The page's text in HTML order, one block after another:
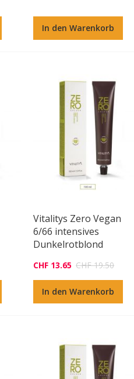
In den Warenkorb
Vitalitys Zero Vegan
6/66 intensives
Dunkelrotblond
CHF 13.65 CHF 19.50
In den Warenkorb